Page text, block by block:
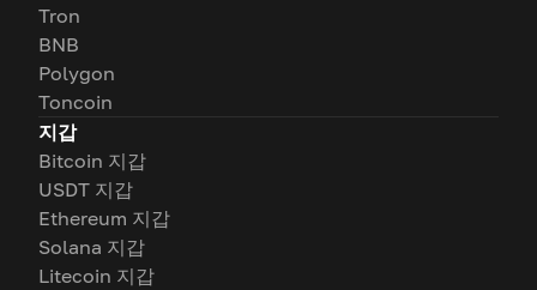
Tron
BNB
Polygon
Toncoin
지갑
Bitcoin 지갑
USDT 지갑
Ethereum 지갑
Solana 지갑
Litecoin 지갑